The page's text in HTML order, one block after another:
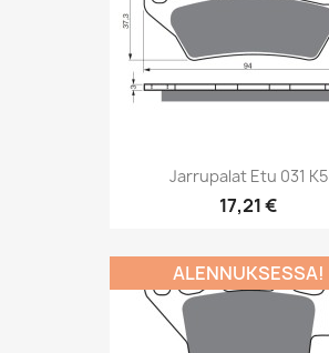
Jarrupalat Etu 031 K5
17,21 €
ALENNUKSESSA!